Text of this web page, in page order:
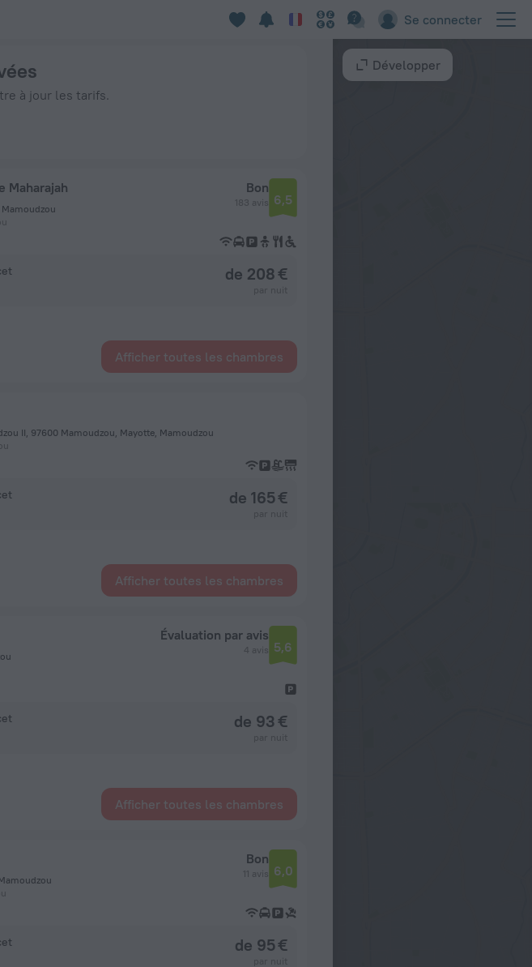
Se connecter
à jour les tarifs.
Maharajah Bon
183 avis 6,5
de 208 €
Afficher toutes les chambres
II, 97600 Mamoudzou, Mayotte, Mamoudzou
de 165 €
Afficher toutes les chambres
Évaluation par avis
4 avis 5,6
de 93 €
Afficher toutes les chambres
Bon
11 avis 6,0
de 95 €
Développer
ZenHotels.com